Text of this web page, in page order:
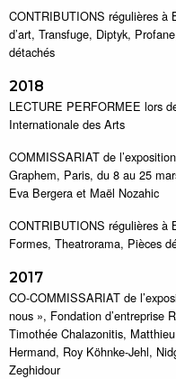
CONTRIBUTIONS régulières à
d’art, Transfuge, Diptyk,
détachés
2018
LECTURE PERFORMEE lors
Internationale des Arts
COMMISSARIAT de
Graphem, Paris, du 8 au 25
Eva Bergera et Maël Nozahic
CONTRIBUTIONS régulières à
Formes, Theatrorama, Pièces
2017
CO-COMMISSARIAT de
nous », Fondation d’entreprise
Timothée Chalazonitis,
Hermand, Roy Köhnke-Jehl,
Zeghidour